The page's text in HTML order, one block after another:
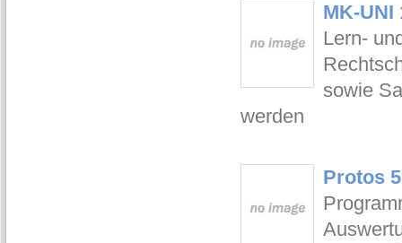
MK-UNI
Lern-
sowie
werden
Protos